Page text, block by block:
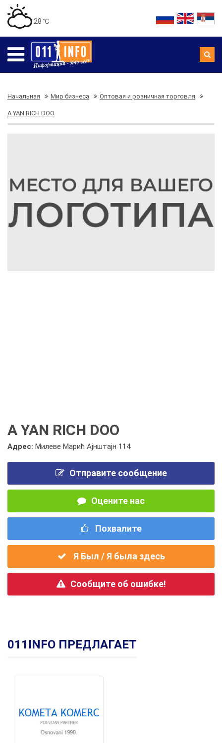
28 ℃
Начальная Мир бизнеса Оптовая и розничная торговля
A YAN RICH DOO
A YAN RICH DOO
Адрес: Милеве Марић Ајнштајн 114
Отправите сообщение
Оцените нас
Похвалите
Я Был / Я была здесь
Сообщите об ошибке!
011INFO ПРЕДЛАГАЕТ